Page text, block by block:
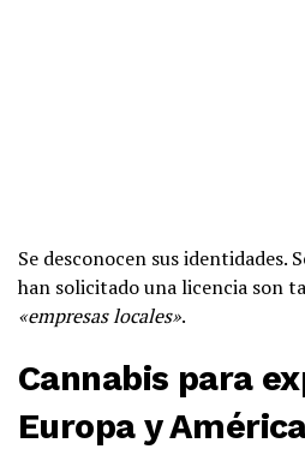
Se desconocen sus identidades.
han solicitado una licencia son
«empresas locales».
Cannabis para
Europa y